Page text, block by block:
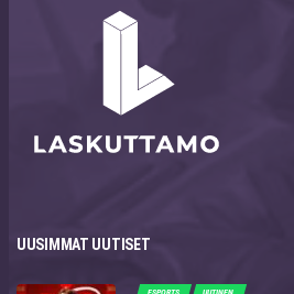
UUSIMMAT UUTISET